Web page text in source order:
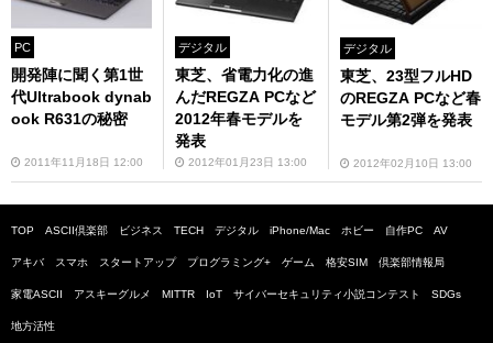
PC
開発陣に聞く第1世
代Ultrabook dynab
ook R631の秘密
2011年11月18日 12:00
デジタル
東芝、省電力化の進
んだREGZA PCなど
2012年春モデルを
発表
2012年01月23日 13:00
デジタル
東芝、23型フルHD
のREGZA PCなど春
モデル第2弾を発表
2012年02月10日 13:00
TOP ASCII倶楽部 ビジネス TECH デジタル iPhone/Mac ホビー 自作PC AV
アキバ スマホ スタートアップ プログラミング+ ゲーム 格安SIM 倶楽部情報局
家電ASCII アスキーグルメ MITTR IoT サイバーセキュリティ小説コンテスト SDGs
地方活性